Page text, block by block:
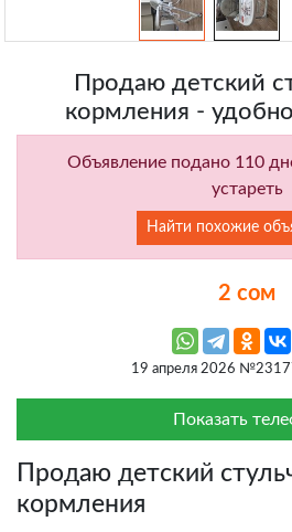
Продаю детский
кормления -
Объявление подано 110
устареть
Найти похожие
2 сом
19 апреля 2026
Показать
Продаю детский
кормления